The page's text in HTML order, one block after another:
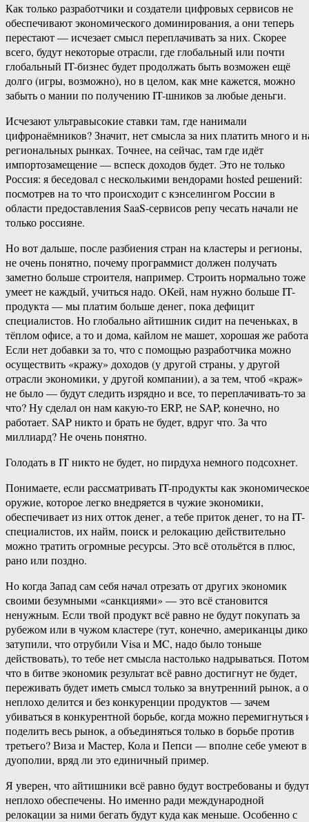
Как только разработчики и создатели цифровых сервисов не
обеспечивают экономического доминирования, а они теперь
перестают — исчезает смысл переплачивать за них. Скорее
всего, будут некоторые отрасли, где глобальный или почти
глобальный IT-бизнес будет продолжать быть возможен ещё
долго (игры, возможно), но в целом, как мне кажется, можно
забыть о мании по получению IT-шников за любые деньги.
Исчезают ультравысокие ставки там, где нанимали
цифронаёмников? Значит, нет смысла за них платить много и
региональных рынках. Точнее, на сейчас, там где идёт
импортозамещение — вспеск доходов будет. Это не только
Россия: я беседовал с несколькими вендорами hosted решений:
посмотрев на то что происходит с кэнселингом России в
области предоставления SaaS-сервисов репу чесать начали не
только россияне.
Но вот дальше, после разбиения стран на кластеры и регионы,
не очень понятно, почему программист должен получать
заметно больше строителя, например. Строить нормально тоже
умеет не каждый, учиться надо. ОКей, нам нужно больше IT-
продукта — мы платим больше денег, пока дефицит
специалистов. Но глобально айтишник сидит на печеньках, в
тёплом офисе, а то и дома, кайлом не машет, хорошая же
Если нет добавки за то, что с помощью разработчика можно
осуществить «кражу» доходов (у другой страны, у другой
отрасли экономики, у другой компании), а за тем, чтоб «краж»
не было — будут следить изрядно и все, то переплачивать-то за
что? Ну сделал он нам какую-то ERP, не SAP, конечно, но
работает. SAP никто и брать не будет, вдруг что. За что
миллиард? Не очень понятно.
Голодать в IT никто не будет, но пирдуха немного подсохнет.
Понимаете, если рассматривать IT-продукты как экономическое
оружие, которое легко внедряется в чужие экономики,
обеспечивает из них отток денег, а тебе приток денег, то на IT-
специалистов, их найм, поиск и релокацию действительно
можно тратить огромные ресурсы. Это всё отольётся в плюс,
рано или поздно.
Но когда Запад сам себя начал отрезать от других экономик
своими безумными «санкциями» — это всё становится
ненужным. Если твой продукт всё равно не будут покупать за
рубежом или в чужом кластере (тут, конечно, американцы дико
затупили, что отрубили Visa и MC, надо было тоньше
действовать), то тебе нет смысла настолько надрываться.
что в битве экономик результат всё равно достигнут не будет,
переживать будет иметь смысл только за внутренний рынок, а
неплохо делится и без конкуренции продуктов — зачем
убиваться в конкурентной борьбе, когда можно перемигнуться
поделить весь рынок, а объединяться только в борьбе против
третьего? Виза и Мастер, Кола и Пепси — вполне себе умеют в
дуополии, вряд ли это единичный пример.
Я уверен, что айтишники всё равно будут востребованы и будут
неплохо обеспечены. Но именно ради международной
релокации за ними бегать будут куда как меньше. Особенно с